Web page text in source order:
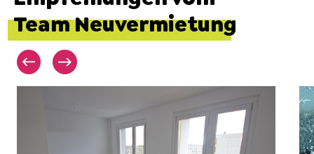
Team Neuvermietung